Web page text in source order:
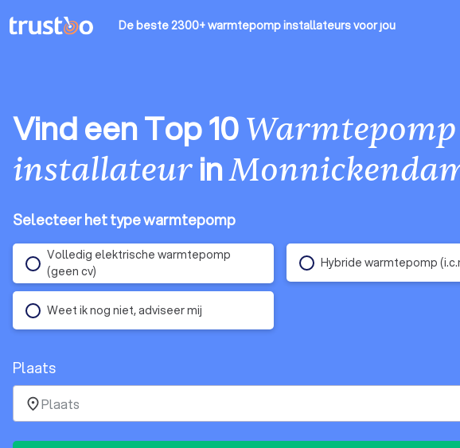
De beste 2300+ warmtepomp installateursvoor jou
Vind een Top 10Warmtepomp
installateurin
Selecteer het type warmtepomp
Volledig elektrische warmtepomp
(geen cv)
Hybride warmtepomp
Weet ik nog niet, adviseer mij
Plaats
place